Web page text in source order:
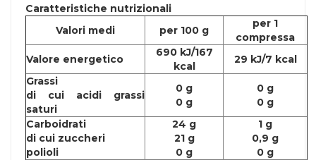
Caratteristiche nutrizionali
Valori medi
per 100 g
per 1
compressa
Valore energetico
690 kJ/167
kcal
29 kJ/7 kcal
Grassi
di cui acidi grassi
saturi
0 g
0 g
0 g
0 g
Carboidrati
di cui zuccheri
polioli
24 g
21 g
0 g
1 g
0,9 g
0 g